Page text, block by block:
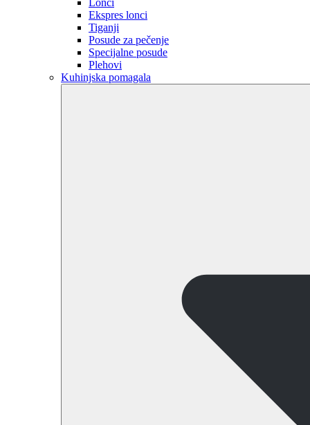
Lonci
Ekspres lonci
Tiganji
Posude za pečenje
Specijalne posude
Plehovi
Kuhinjska pomagala